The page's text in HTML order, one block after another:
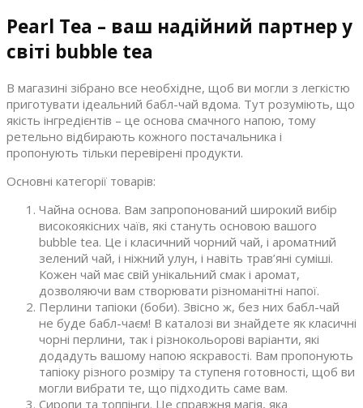
Pearl Tea – ваш надійний партнер у
світі bubble tea
В магазині зібрано все необхідне, щоб ви могли з легкістю
приготувати ідеальний бабл-чай вдома. Тут розуміють, що
якість інгредієнтів – це основа смачного напою, тому
ретельно відбирають кожного постачальника і
пропонують тільки перевірені продукти.
Основні категорії товарів:
Чайна основа. Вам запропонований широкий вибір
високоякісних чаїв, які стануть основою вашого
bubble tea. Це і класичний чорний чай, і ароматний
зелений чай, і ніжний улун, і навіть трав’яні суміші.
Кожен чай має свій унікальний смак і аромат,
дозволяючи вам створювати різноманітні напої.
Перлини тапіоки (боби). Звісно ж, без них бабл-чай
не буде бабл-чаєм! В каталозі ви знайдете як класичні
чорні перлини, так і різнокольорові варіанти, які
додадуть вашому напою яскравості. Вам пропонують
тапіоку різного розміру та ступеня готовності, щоб ви
могли вибрати те, що підходить саме вам.
Сиропи та топпінги. Це справжня магія, яка